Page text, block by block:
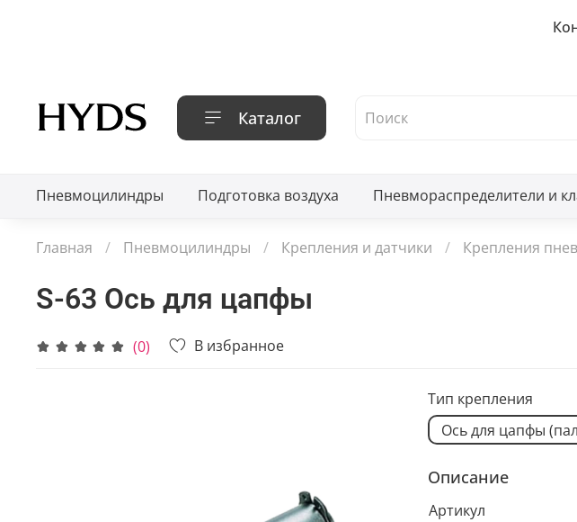
Каталог
Пневмоцилиндры Подготовка воздуха Пневмораспределители и
Главная Пневмоцилиндры Крепления и датчики Крепления
S-63 Ось для цапфы
(0) В избранное
Тип крепления
Ось для цапфы
Описание
Артикул